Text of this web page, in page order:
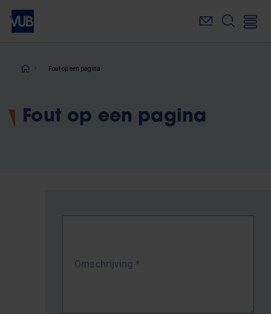
Overslaan
naar
inhoudKruimelpad
Fout op een pagina
Fout op een pagina
Omschrijving *